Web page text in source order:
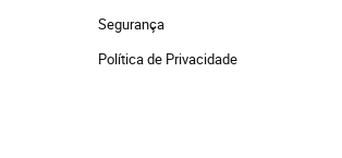
Segurança
Política de Privacidade